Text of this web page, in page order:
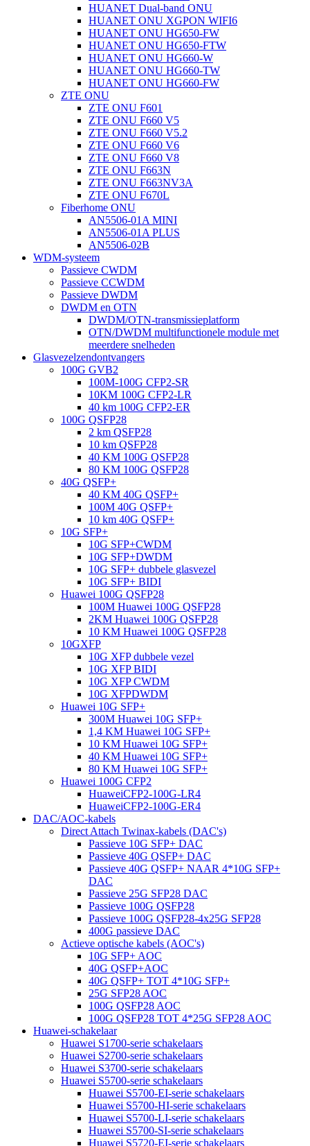
HUANET Dual-band ONU
HUANET ONU XGPON WIFI6
HUANET ONU HG650-FW
HUANET ONU HG650-FTW
HUANET ONU HG660-W
HUANET ONU HG660-TW
HUANET ONU HG660-FW
ZTE ONU
ZTE ONU F601
ZTE ONU F660 V5
ZTE ONU F660 V5.2
ZTE ONU F660 V6
ZTE ONU F660 V8
ZTE ONU F663N
ZTE ONU F663NV3A
ZTE ONU F670L
Fiberhome ONU
AN5506-01A MINI
AN5506-01A PLUS
AN5506-02B
WDM-systeem
Passieve CWDM
Passieve CCWDM
Passieve DWDM
DWDM en OTN
DWDM/OTN-transmissieplatform
OTN/DWDM multifunctionele module met
meerdere snelheden
Glasvezelzendontvangers
100G GVB2
100M-100G CFP2-SR
10KM 100G CFP2-LR
40 km 100G CFP2-ER
100G QSFP28
2 km QSFP28
10 km QSFP28
40 KM 100G QSFP28
80 KM 100G QSFP28
40G QSFP+
40 KM 40G QSFP+
100M 40G QSFP+
10 km 40G QSFP+
10G SFP+
10G SFP+CWDM
10G SFP+DWDM
10G SFP+ dubbele glasvezel
10G SFP+ BIDI
Huawei 100G QSFP28
100M Huawei 100G QSFP28
2KM Huawei 100G QSFP28
10 KM Huawei 100G QSFP28
10GXFP
10G XFP dubbele vezel
10G XFP BIDI
10G XFP CWDM
10G XFPDWDM
Huawei 10G SFP+
300M Huawei 10G SFP+
1,4 KM Huawei 10G SFP+
10 KM Huawei 10G SFP+
40 KM Huawei 10G SFP+
80 KM Huawei 10G SFP+
Huawei 100G CFP2
HuaweiCFP2-100G-LR4
HuaweiCFP2-100G-ER4
DAC/AOC-kabels
Direct Attach Twinax-kabels (DAC's)
Passieve 10G SFP+ DAC
Passieve 40G QSFP+ DAC
Passieve 40G QSFP+ NAAR 4*10G SFP+
DAC
Passieve 25G SFP28 DAC
Passieve 100G QSFP28
Passieve 100G QSFP28-4x25G SFP28
400G passieve DAC
Actieve optische kabels (AOC's)
10G SFP+ AOC
40G QSFP+AOC
40G QSFP+ TOT 4*10G SFP+
25G SFP28 AOC
100G QSFP28 AOC
100G QSFP28 TOT 4*25G SFP28 AOC
Huawei-schakelaar
Huawei S1700-serie schakelaars
Huawei S2700-serie schakelaars
Huawei S3700-serie schakelaars
Huawei S5700-serie schakelaars
Huawei S5700-EI-serie schakelaars
Huawei S5700-HI-serie schakelaars
Huawei S5700-LI-serie schakelaars
Huawei S5700-SI-serie schakelaars
Huawei S5720-EI-serie schakelaars